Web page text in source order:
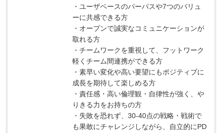
・ユーザベースのパーパスや7つのバリュ
ーに共感できる方
・オープンで誠実なコミュニケーションが
取れる方
・チームワークを重視して、フットワーク
軽くチーム間連携ができる方
・素早い変化や高い要望にもポジティブに
成長を期待して楽しめる方
・責任感・高い倫理観・自律性が強く、や
りきる力をお持ちの方
・失敗を恐れず、30-40点の戦略・戦術で
も果敢にチャレンジしながら、自立的にPD